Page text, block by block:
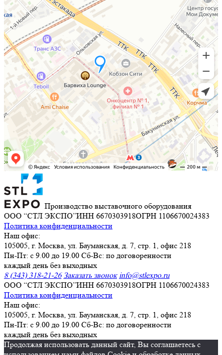
Производство выставочного оборудования
ООО “СТЛ ЭКСПО”ИНН 6670303918ОГРН 1106670024383
Политика конфиденциальности
Наш офис:
105005, г. Москва, ул. Бауманская, д. 7, стр. 1, офис 218
Пн-Пт: с 9.00 до 19.00 Сб-Вс: по договоренности
каждый день без выходных
8 (343) 318-21-26 Заказать звонок info@stlexpo.ru
ООО “СТЛ ЭКСПО”ИНН 6670303918ОГРН 1106670024383
Политика конфиденциальности
Наш офис:
105005, г. Москва, ул. Бауманская, д. 7, стр. 1, офис 218
Пн-Пт: с 9.00 до 19.00 Сб-Вс: по договоренности
каждый день без выходных
Продолжая использовать данный сайт, Вы соглашаетесь с